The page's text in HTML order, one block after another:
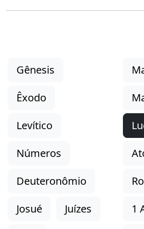
Gênesis
Êxodo
Levítico
Números
Deuteronômio
Josué
Juízes
1